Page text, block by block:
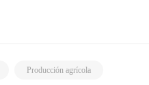
Producción agrícola